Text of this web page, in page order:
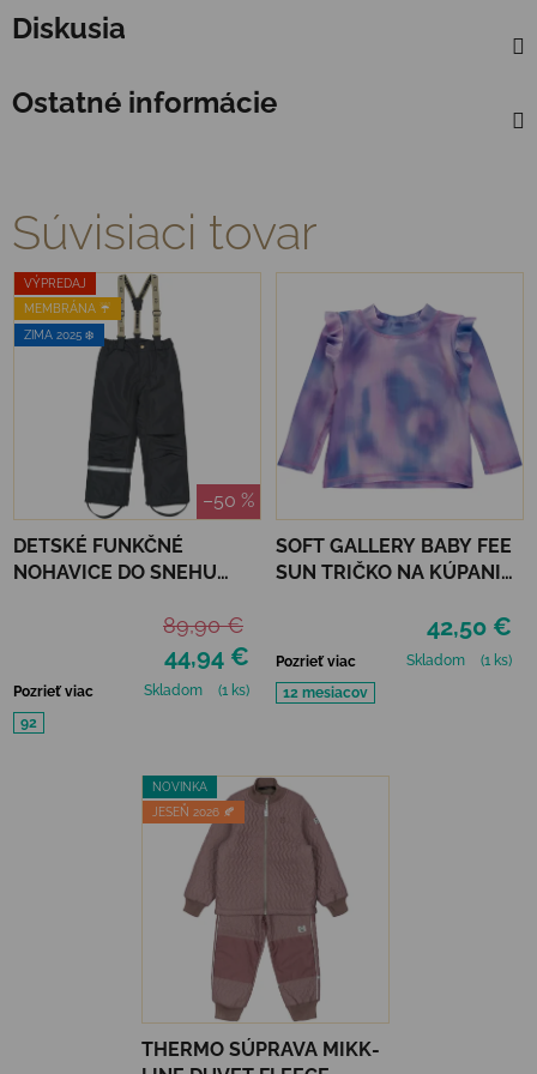
Diskusia
Ostatné informácie
Súvisiaci tovar
VÝPREDAJ
MEMBRÁNA ☔️
ZIMA 2025 ❄️
–50 %
DETSKÉ FUNKČNÉ
NOHAVICE DO SNEHU
44,94 €
89,90 €
Pozrieť viac Skladom
(1 ks)
92
SOFT GALLERY BABY FEE
SUN TRIČKO NA KÚPANIE
42,50 €
Pozrieť viac Skladom
(1 ks)
12 mesiacov
NOVINKA
JESEŇ 2026 🍂
THERMO SÚPRAVA MIKK-